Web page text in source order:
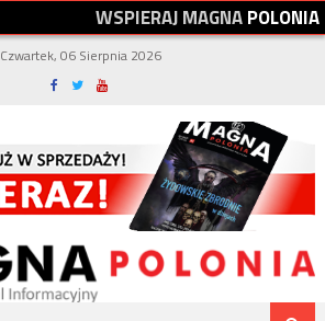
WSPIERAJMAGNAPOLONIA
Czwartek, 06 Sierpnia 2026